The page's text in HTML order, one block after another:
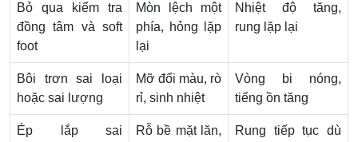
Bỏ qua kiểm tra
đồng tâm và soft
foot
Mòn lệch một
phía, hỏng lặp
lại
Nhiệt độ tăng,
rung lặp lại
Bôi trơn sai loại
hoặc sai lượng
Mỡ đổi màu, rò
rỉ, sinh nhiệt
Vòng bi nóng,
tiếng ồn tăng
Ép lắp sai
Rỗ bề mặt lăn,
Rung tiếp tục dù